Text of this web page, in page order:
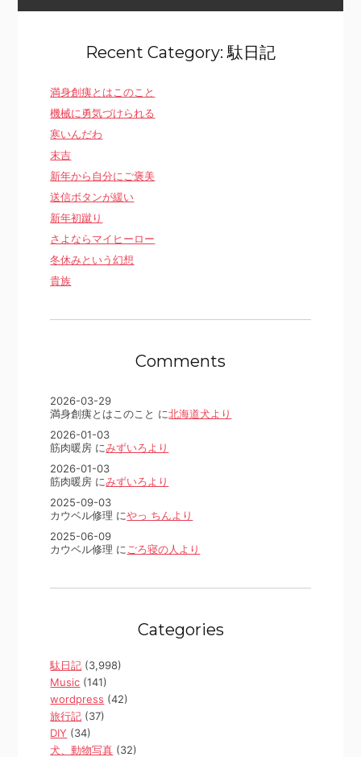
Recent Category: 駄日記
満身創痍とはこのこと
機械に勇気づけられる
寒いんだわ
末吉
新年から自分にご褒美
送信ボタンが緩い
新年初蹴り
さよならマイヒーロー
冬休みという幻想
貴族
Comments
2026-03-29
満身創痍とはこのこと に北海道犬より
2026-01-03
筋肉暖房 にみずいろより
2026-01-03
筋肉暖房 にみずいろより
2025-09-03
カウベル修理 にやっ ちんより
2025-06-09
カウベル修理 に ごろ寝の人より
Categories
駄日記 (3,998)
Music (141)
wordpress (42)
旅行記 (37)
DIY (34)
犬、動物写真 (32)